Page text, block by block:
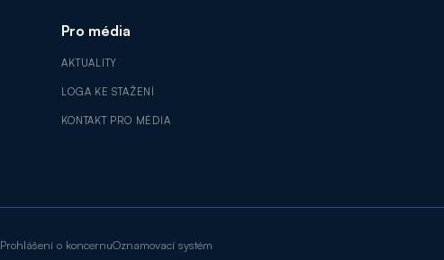
Pro média
AKTUALITY
LOGA KE STAŽENÍ
KONTAKT PRO MÉDIA
Prohlášení o koncernuOznamovací systém